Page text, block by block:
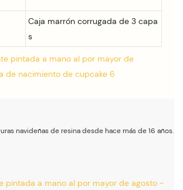
Caja marrón corrugada de 3 capa
s
navideñas de resina desde hace más de 16 años.